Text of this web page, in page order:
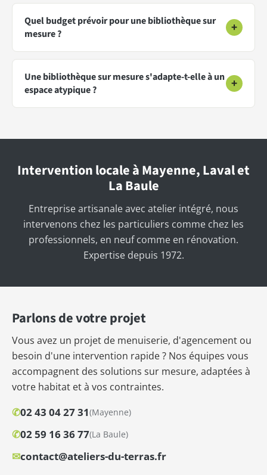
Quel budget prévoir pour une bibliothèque sur
mesure ?
+
Une bibliothèque sur mesure s'adapte-t-elle à un
espace atypique ?
+
Intervention locale à Mayenne, Laval et
La Baule
Entreprise artisanale avec atelier intégré, nous
intervenons chez les particuliers comme chez les
professionnels, en neuf comme en rénovation.
Expertise depuis 1972.
Parlons de votre projet
Vous avez un projet de menuiserie, d'agencement ou
besoin d'une intervention rapide ? Nos équipes vous
accompagnent des solutions sur mesure, adaptées à
votre habitat et à vos contraintes.
✆02 43 04 27 31(Mayenne)
✆02 59 16 36 77(La Baule)
✉contact@ateliers-du-terras.fr